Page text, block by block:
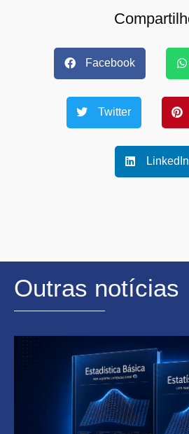
Facebook
Twitter
LinkedIn
Outras notícias